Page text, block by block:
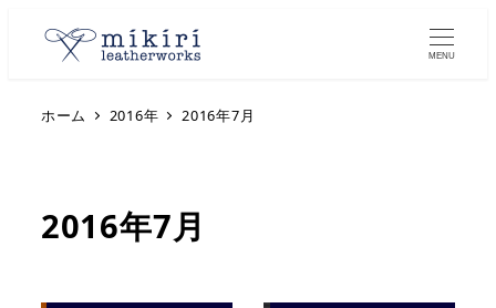
MENU
ホーム 2016年 2016年7月
2016年7月